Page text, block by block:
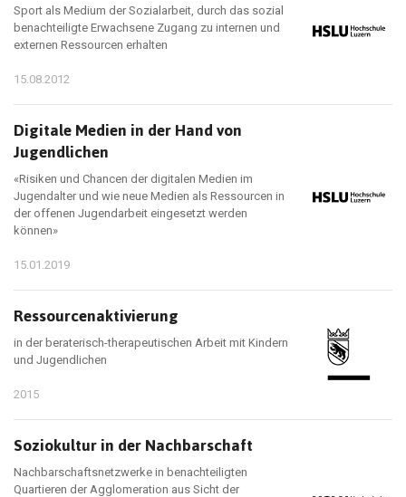
Sport als Medium der Sozialarbeit, durch das sozial
benachteiligte Erwachsene Zugang zu internen und
externen Ressourcen erhalten
15.08.2012
Digitale Medien in der Hand von
Jugendlichen
«Risiken und Chancen der digitalen Medien im
Jugendalter und wie neue Medien als Ressourcen in
der offenen Jugendarbeit eingesetzt werden
können»
15.01.2019
Ressourcenaktivierung
in der beraterisch-therapeutischen Arbeit mit Kindern
und Jugendlichen
2015
Soziokultur in der Nachbarschaft
Nachbarschaftsnetzwerke in benachteiligten
Quartieren der Agglomeration aus Sicht der